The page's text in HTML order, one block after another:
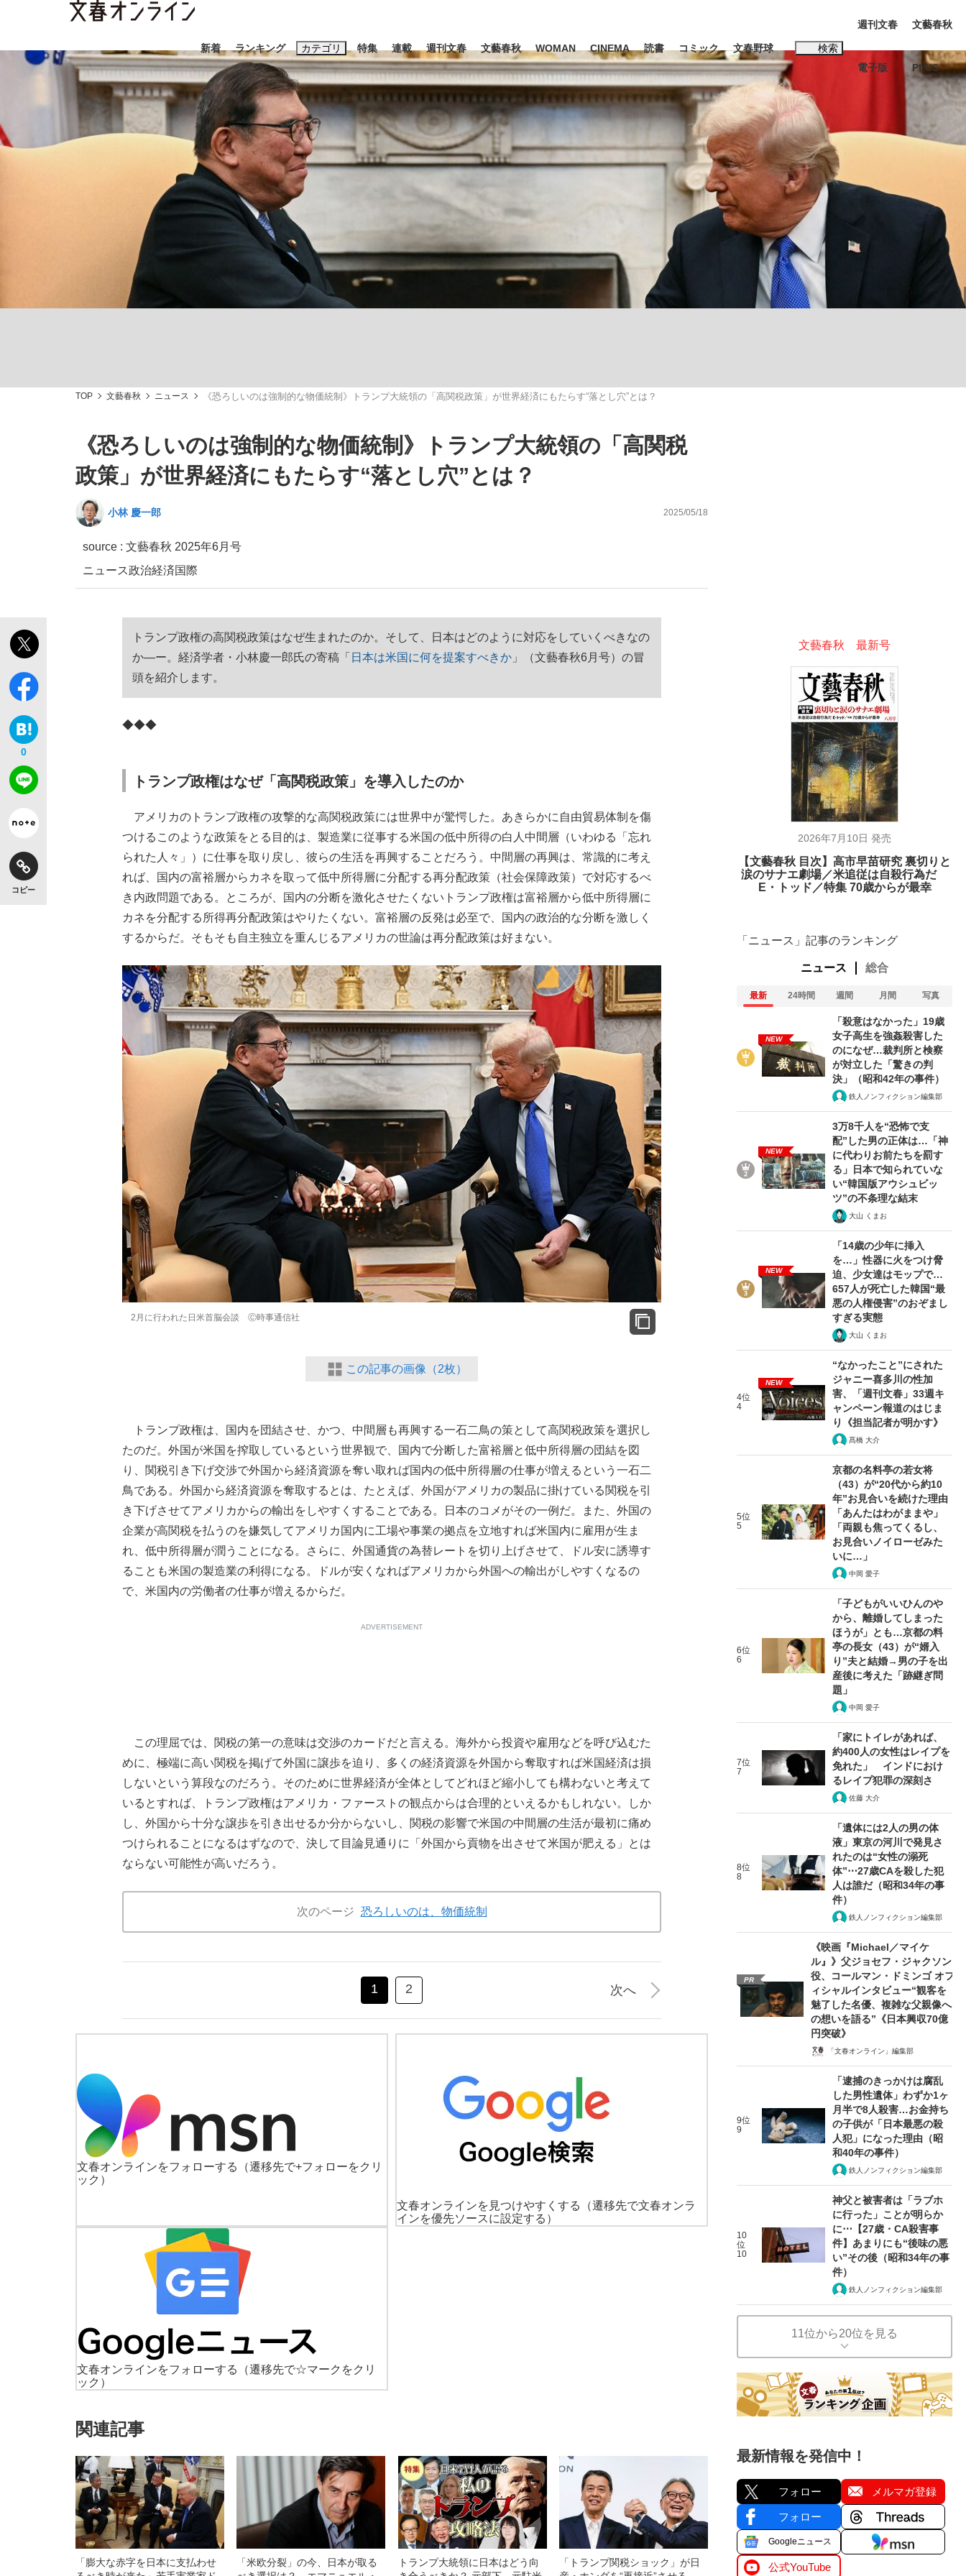
新着 ランキング カテゴリ
スクープ ニュース エンタメ ライフ ビジネス インタビュー 読書
「90%は失敗する。でも…」本田圭佑が初めて明かした日本代表監督に... 「最悪の空気のまま解散」WBC日本代表“敗戦”の真実 選手が明かす...
「敗因分析は一切聞かれなかった」侍ジャパン選手が証言した“NPB聞... 「クマが悪者扱いされているのが悲しい」『北の国から』倉本聰氏（91...
もっと見る
特集
終戦から81年
キングの誕生を、目撃せよ。
the Style
連載 週刊文春 文藝春秋 WOMAN CINEMA 読書 コミック 文春野球 検索
キーワード入力
おすすめのキーワードタグ一覧
#藤田晋 #三山凌輝 #高市早苗 #後藤真希 #森岡毅 #城彰二
#松田聖子
#玉木雄一郎
週刊文春
電子版
文藝春秋
PLUS
TOP 文藝春秋 ニュース 《恐ろしいのは強制的な物価統制》トランプ大統領の「高関税政策」が世界経済にもたらす“落とし穴”とは？
《恐ろしいのは強制的な物価統制》トランプ大統領の「高関税
政策」が世界経済にもたらす“落とし穴”とは？
小林 慶一郎 2025/05/18
source : 文藝春秋 2025年6月号
ニュース政治経済国際
0
コピー
トランプ政権の高関税政策はなぜ生まれたのか。そして、日本はどのように対応をしていくべきなの
か―ー。経済学者・小林慶一郎氏の寄稿「 日本は米国に何を提案すべきか 」（文藝春秋6月号）の冒
頭を紹介します。
◆◆◆
トランプ政権はなぜ「高関税政策」を導入したのか
アメリカのトランプ政権の攻撃的な高関税政策には世界中が驚愕した。あきらかに自由貿易体制を傷
つけるこのような政策をとる目的は、製造業に従事する米国の低中所得の白人中間層（いわゆる「忘れ
られた人々」）に仕事を取り戻し、彼らの生活を再興することだろう。中間層の再興は、常識的に考え
れば、国内の富裕層からカネを取って低中所得層に分配する再分配政策（社会保障政策）で対応するべ
き内政問題である。ところが、国内の分断を激化させたくないトランプ政権は富裕層から低中所得層に
カネを分配する所得再分配政策はやりたくない。富裕層の反発は必至で、国内の政治的な分断を激しく
するからだ。そもそも自主独立を重んじるアメリカの世論は再分配政策は好まない。
2月に行われた日米首脳会談 Ⓒ時事通信社
この記事の画像（2枚）
トランプ政権は、国内を団結させ、かつ、中間層も再興する一石二鳥の策として高関税政策を選択し
たのだ。外国が米国を搾取しているという世界観で、国内で分断した富裕層と低中所得層の団結を図
り、関税引き下げ交渉で外国から経済資源を奪い取れば国内の低中所得層の仕事が増えるという一石二
鳥である。外国から経済資源を奪取するとは、たとえば、外国がアメリカの製品に掛けている関税を引
き下げさせてアメリカからの輸出をしやすくすることである。日本のコメがその一例だ。また、外国の
企業が高関税を払うのを嫌気してアメリカ国内に工場や事業の拠点を立地すれば米国内に雇用が生ま
れ、低中所得層が潤うことになる。さらに、外国通貨の為替レートを切り上げさせて、ドル安に誘導す
ることも米国の製造業の利得になる。ドルが安くなればアメリカから外国への輸出がしやすくなるの
で、米国内の労働者の仕事が増えるからだ。
ADVERTISEMENT
この理屈では、関税の第一の意味は交渉のカードだと言える。海外から投資や雇用などを呼び込むた
めに、極端に高い関税を掲げて外国に譲歩を迫り、多くの経済資源を外国から奪取すれば米国経済は損
しないという算段なのだろう。そのために世界経済が全体としてどれほど縮小しても構わないと考えて
いるとすれば、トランプ政権はアメリカ・ファーストの観点からは合理的といえるかもしれない。しか
し、外国から十分な譲歩を引き出せるか分からないし、関税の影響で米国の中間層の生活が最初に痛め
つけられることになるはずなので、決して目論見通りに「外国から貢物を出させて米国が肥える」とは
ならない可能性が高いだろう。
次のページ 恐ろしいのは、物価統制
1 2 次へ
文春オンラインをフォローする
（遷移先で+フォローをクリ
ック）
文春オンラインを見つけやすくする
（遷移先で文春オンラ
インを優先ソースに設定する）
文春オンラインをフォローする
（遷移先で☆マークをクリ
ック）
関連記事
「膨大な赤字を日本に支払わせ
「米欧分裂」の今、日本が取る
トランプ大統領に日本はどう向
「トランプ関税ショック」が日
文藝春秋 最新号
2026年7月10日 発売
【文藝春秋 目次】高市早苗研究 裏切りと
涙のサナエ劇場／米追従は自殺行為だ
E・トッド／特集 70歳からが最幸
「ニュース」記事のランキング
ニュース 総合
最新 24時間 週間 月間 写真
NEW
「殺意はなかった」19歳
女子高生を強姦殺害した
のになぜ…裁判所と検察
が対立した「驚きの判
決」（昭和42年の事件）
鉄人ノンフィクション編集部
NEW
3万8千人を“恐怖で支
配”した男の正体は…「神
に代わりお前たちを罰す
る」日本で知られていな
い“韓国版アウシュビッ
ツ”の不条理な結末
大山 くまお
NEW
「14歳の少年に挿入
を…」性器に火をつけ脅
迫、少女達はモップで…
657人が死亡した韓国“最
悪の人権侵害”のおぞまし
すぎる実態
大山 くまお
4位
4
NEW
“なかったこと”にされた
ジャニー喜多川の性加
害、「週刊文春」33週キ
ャンペーン報道のはじま
り《担当記者が明かす》
髙橋 大介
5位
5
京都の名料亭の若女将
（43）が“20代から約10
年”お見合いを続けた理由
「あんたはわがままや」
「両親も焦ってくるし、
お見合いノイローゼみた
いに…」
中岡 愛子
6位
6
「子どもがいいひんのや
から、離婚してしまった
ほうが」とも…京都の料
亭の長女（43）が“婿入
り”夫と結婚→男の子を出
産後に考えた「跡継ぎ問
題」
中岡 愛子
7位
7
「家にトイレがあれば、
約400人の女性はレイプを
免れた」 インドにおけ
るレイプ犯罪の深刻さ
佐藤 大介
8位
8
「遺体には2人の男の体
液」東京の河川で発見さ
れたのは“女性の溺死
体”⋯27歳CAを殺した犯
人は誰だ（昭和34年の事
件）
鉄人ノンフィクション編集部
PR
《映画『Michael／マイケ
ル』》父ジョセフ・ジャクソン
役、コールマン・ドミンゴ オフ
ィシャルインタビュー“観客を
魅了した名優、複雑な父親像へ
の想いを語る”《日本興収70億
円突破》
「文春オンライン」編集部
9位
9
「逮捕のきっかけは腐乱
した男性遺体」わずか1ヶ
月半で8人殺害…お金持ち
の子供が「日本最悪の殺
人犯」になった理由（昭
和40年の事件）
鉄人ノンフィクション編集部
10
位
10
神父と被害者は「ラブホ
に行った」ことが明らか
に⋯【27歳・CA殺害事
件】あまりにも“後味の悪
い”その後（昭和34年の事
件）
鉄人ノンフィクション編集部
11位から20位を見る
最新情報を発信中！
フォロー メルマガ登録
フォロー
Googleニュース
公式YouTube